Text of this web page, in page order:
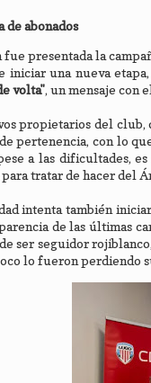
de abonados
fue presentada la
iniciar una nueva
volta", un mensaje con
propietarios del club,
pertenencia, con lo
a las dificultades,
tratar de hacer del
intenta también
de las últimas
ser seguidor
lo fueron perdiendo